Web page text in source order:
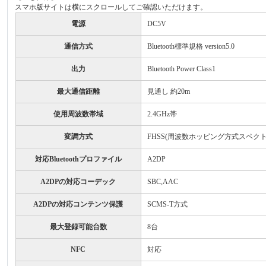
スマホ版サイトは横にスクロールしてご確認いただけます。
電源
DC5V
通信方式 Bluetooth標準規格 version5.0
出力 Bluetooth Power Class1
最大通信距離 見通し 約20m
使用周波数帯域 2.4GHz帯
変調方式 FHSS(周波数ホッピング方式スペク
対応Bluetoothプロファイル A2DP
A2DPの対応コーデック SBC,AAC
A2DPの対応コンテンツ保護 SCMS-T方式
最大登録可能台数 8台
NFC 対応